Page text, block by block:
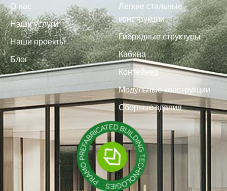
О нас
Наши услуги
Наши проекты
Блог
Легкие стальные
конструкции
Гибридные структуры
Кабина
Контейнер
Модульные конструкции
Сборные здания